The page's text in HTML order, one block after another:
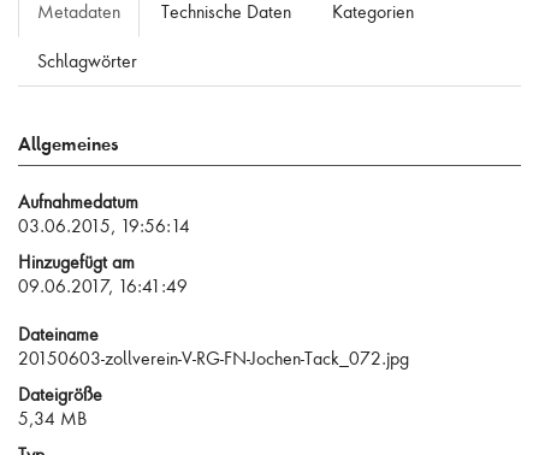
Metadaten Technische Daten Kategorien
Schlagwörter
Allgemeines
Aufnahmedatum
03.06.2015, 19:56:14
Hinzugefügt am
09.06.2017, 16:41:49
Dateiname
20150603-zollverein-V-RG-FN-Jochen-Tack_072.jpg
Dateigröße
5,34 MB